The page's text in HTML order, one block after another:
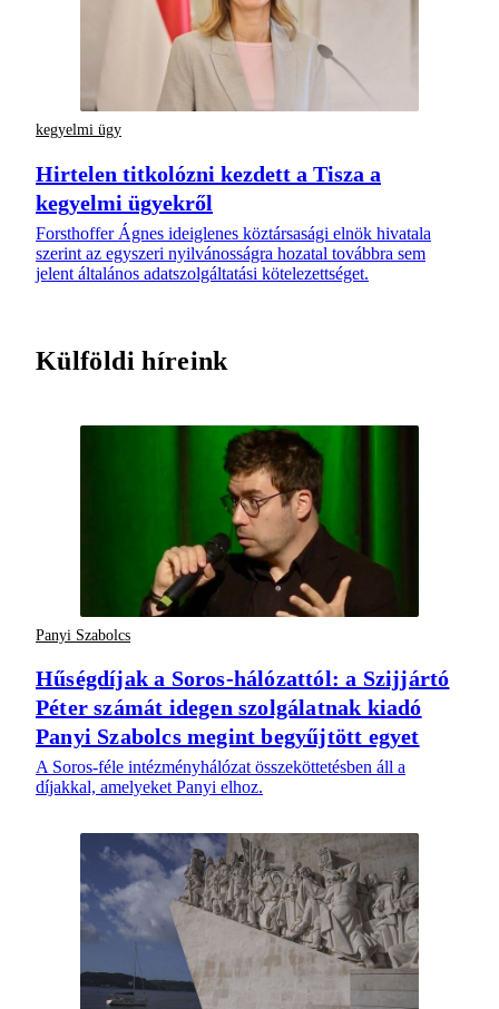
kegyelmi ügy
Hirtelen titkolózni kezdett a Tisza a
kegyelmi ügyekről
Forsthoffer Ágnes ideiglenes köztársasági elnök hivatala
szerint az egyszeri nyilvánosságra hozatal továbbra sem
jelent általános adatszolgáltatási kötelezettséget.
Külföldi híreink
Panyi Szabolcs
Hűségdíjak a Soros-hálózattól: a Szijjártó
Péter számát idegen szolgálatnak kiadó
Panyi Szabolcs megint begyűjtött egyet
A Soros-féle intézményhálózat összeköttetésben áll a
díjakkal, amelyeket Panyi elhoz.